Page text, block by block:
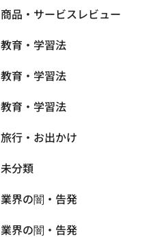
商品・サービスレビュー
教育・学習法
教育・学習法
教育・学習法
旅行・お出かけ
未分類
業界の闇・告発
業界の闇・告発